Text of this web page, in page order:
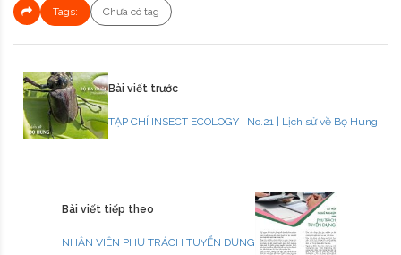
Tags: Chưa có tag
Bài viết trước
TẠP CHÍ INSECT ECOLOGY | No.21 | Lịch sử về Bọ Hung
Bài viết tiếp theo
NHÂN VIÊN PHỤ TRÁCH TUYỂN DỤNG